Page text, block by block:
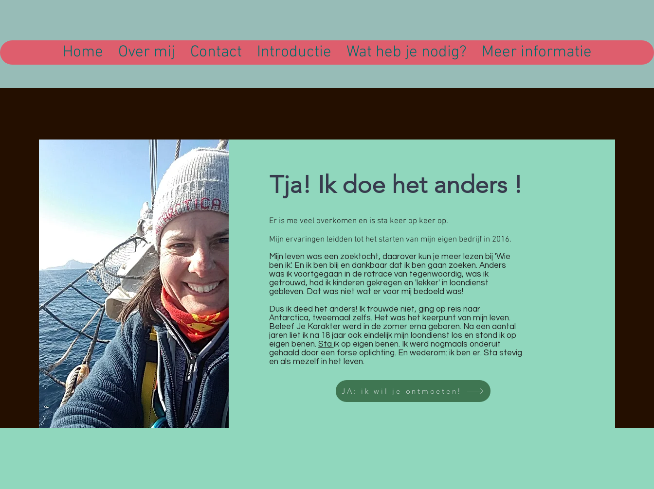
Home Over mij Contact Introductie Wat heb je nodig? Meer informatie
Tja! Ik doe het anders !
Er is me veel overkomen en is sta keer op keer op.
Mijn ervaringen leidden tot het starten van mijn eigen bedrijf in 2016.
Mijn leven was een zoektocht, daarover kun je meer lezen bij 'Wie
ben ik'. En ik ben blij en dankbaar dat ik ben gaan zoeken. Anders
was ik voortgegaan in de ratrace van tegenwoordig, was ik
getrouwd, had ik kinderen gekregen en 'lekker' in loondienst
gebleven. Dat was niet wat er voor mij bedoeld was!
Dus ik deed het anders! Ik trouwde niet, ging op reis naar
Antarctica, tweemaal zelfs. Het was het keerpunt van mijn leven.
Beleef Je Karakter werd in de zomer erna geboren. Na een aantal
jaren liet ik na 18 jaar ook eindelijk mijn loondienst los en stond ik op
eigen benen. Sta ik op eigen benen. Ik werd nogmaals onderuit
gehaald door een forse oplichting. En wederom: ik ben er. Sta stevig
en als mezelf in het leven.
JA: ik wil je ontmoeten!